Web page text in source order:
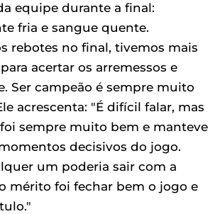
equipe durante a final:
fria e sangue quente.
rebotes no final, tivemos mais
acertar os arremessos e
Ser campeão é sempre muito
acrescenta: "É difícil falar, mas
sempre muito bem e manteve
decisivos do jogo.
um poderia sair com a
mérito foi fechar bem o jogo e